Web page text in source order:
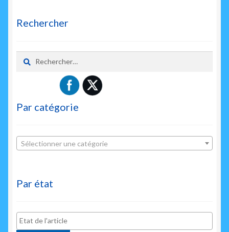
Rechercher
Rechercher :
Par catégorie
Sélectionner une catégorie
Par état